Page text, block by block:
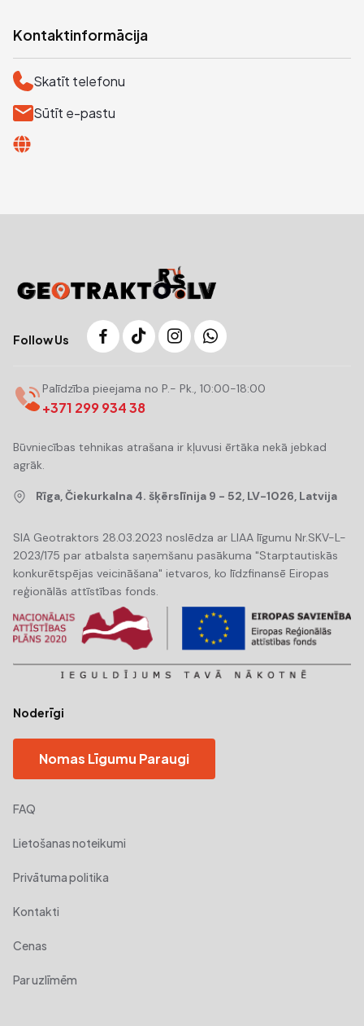
Kontaktinformācija
Skatīt telefonu
Sūtīt e-pastu
Follow Us
Palīdzība pieejama no P.- Pk., 10:00-18:00
+371 299 934 38
Būvniecības tehnikas atrašana ir kļuvusi ērtāka nekā jebkad
agrāk.
Rīga, Čiekurkalna 4. šķērslīnija 9 - 52, LV-1026, Latvija
SIA Geotraktors 28.03.2023 noslēdza ar LIAA līgumu Nr.SKV-L-
2023/175 par atbalsta saņemšanu pasākuma "Starptautiskās
konkurētspējas veicināšana" ietvaros, ko līdzfinansē Eiropas
reģionālās attīstības fonds.
Noderīgi
Nomas Līgumu Paraugi
FAQ
Lietošanas noteikumi
Privātuma politika
Kontakti
Cenas
Par uzlīmēm